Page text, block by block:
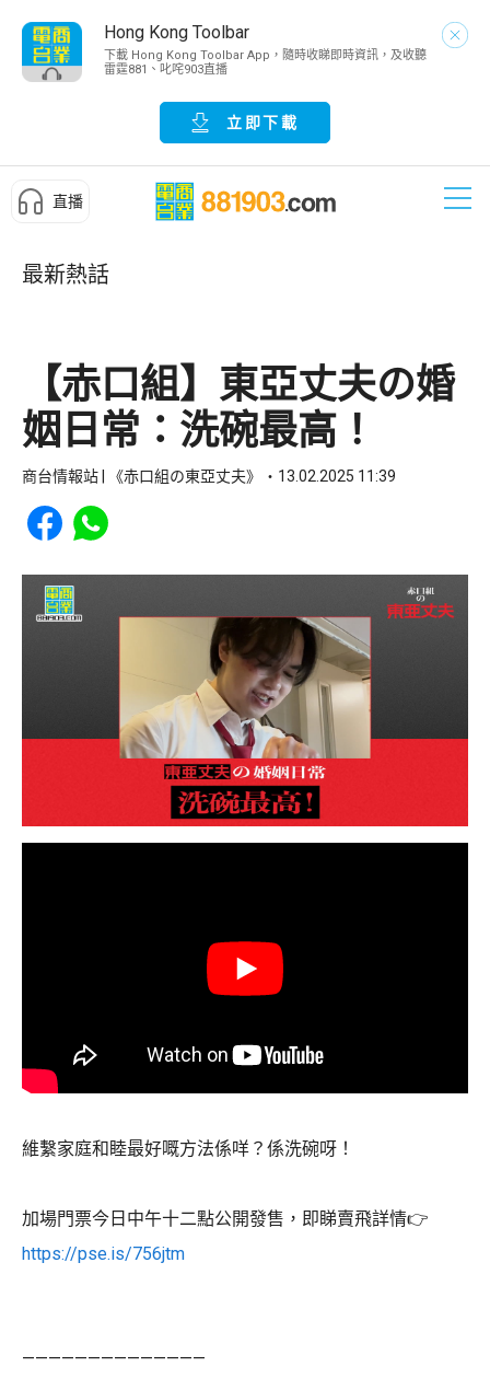
Hong Kong Toolbar
下載 Hong Kong Toolbar App，隨時收睇即時資訊，及收聽
雷霆881、叱咤903直播
立即下載
直播
最新熱話
【赤口組】東亞丈夫の婚
姻日常：洗碗最高！
商台情報站 | 《赤口組の東亞丈夫》 13.02.2025 11:39
Share to Facebook
Share to WhatsApp
維繫家庭和睦最好嘅方法係咩？係洗碗呀！
加場門票今日中午十二點公開發售，即睇賣飛詳情👉
https://pse.is/756jtm
——————————————